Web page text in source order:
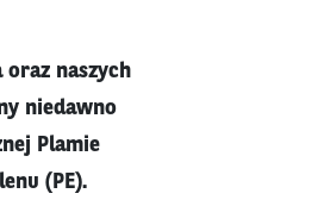
naszych
niedawno
Plamie
(PE).